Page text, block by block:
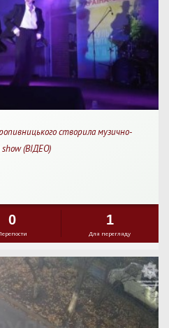
створила музично-
(ВІДЕО)
0 1
Для перегляду